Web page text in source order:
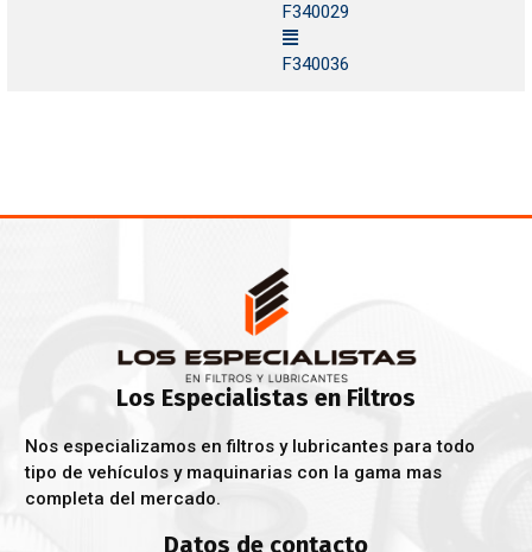
F340029
F340036
Los Especialistas en Filtros
Nos especializamos en filtros y lubricantes para todo
tipo de vehículos y maquinarias con la gama mas
completa del mercado.
Datos de contacto